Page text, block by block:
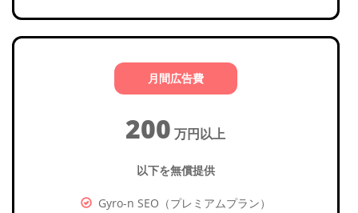
月間広告費
200 万円以上
以下を無償提供
Gyro-n SEO（プレミアムプラン）